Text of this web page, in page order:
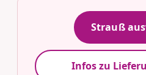
Strauß
Infos zu